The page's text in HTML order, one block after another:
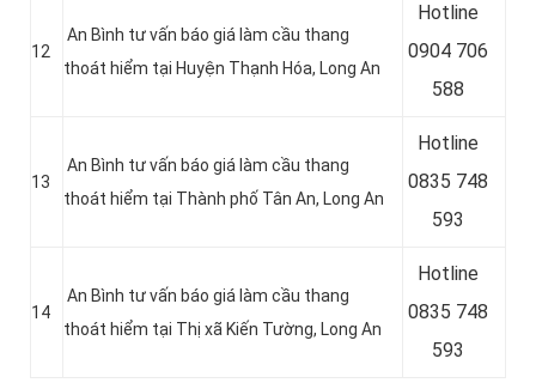
12
An Bình tư vấn báo giá làm cầu thang
thoát hiểm tại Huyện Thạnh Hóa, Long An
Hotline
0904 706
588
13
An Bình tư vấn báo giá làm cầu thang
thoát hiểm tại Thành phố Tân An, Long An
Hotline
0835 748
593
14
An Bình tư vấn báo giá làm cầu thang
thoát hiểm tại Thị xã Kiến Tường, Long An
Hotline
0835 748
593